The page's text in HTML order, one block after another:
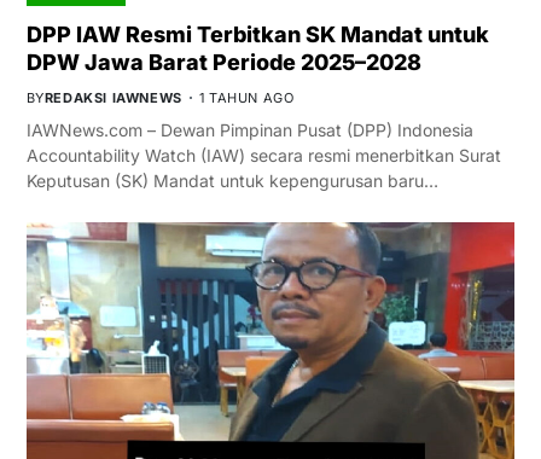
DPP IAW Resmi Terbitkan SK Mandat untuk
DPW Jawa Barat Periode 2025–2028
BYREDAKSI IAWNEWS 1 TAHUN AGO
IAWNews.com – Dewan Pimpinan Pusat (DPP) Indonesia
Accountability Watch (IAW) secara resmi menerbitkan Surat
Keputusan (SK) Mandat untuk kepengurusan baru…